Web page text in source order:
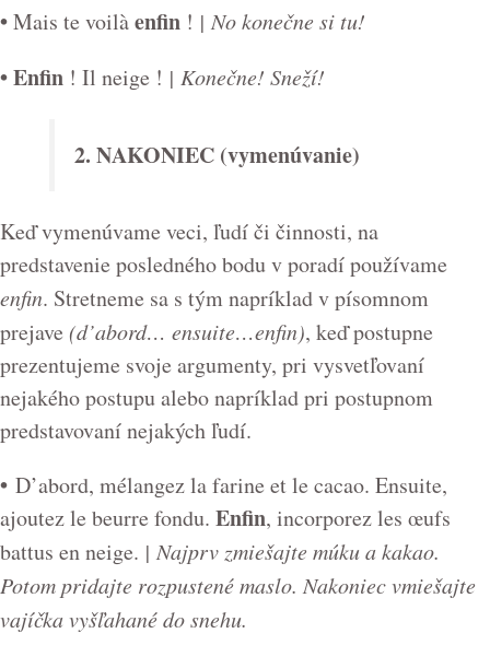
•Mais te voilàenfin ! | No konečne si tu!
•Enfin ! Il neige ! | Konečne! Sneží!
2. NAKONIEC (vymenúvanie)
Keď vymenúvame veci, ľudí či činnosti, na
predstavenie posledného bodu v poradí používame
enfin. Stretneme sa s tým napríklad v písomnom
prejave (d’abord… ensuite…enfin), keď postupne
prezentujeme svoje argumenty, pri vysvetľovaní
nejakého postupu alebo napríklad pri postupnom
predstavovaní nejakých ľudí.
• D’abord, mélangez la farine et le cacao. Ensuite,
ajoutez le beurre fondu. Enfin, incorporez les œufs
battus en neige. | Najprv zmiešajte múku a kakao.
Potom pridajte rozpustené maslo. Nakoniec vmiešajte
vajíčka vyšľahané do snehu.